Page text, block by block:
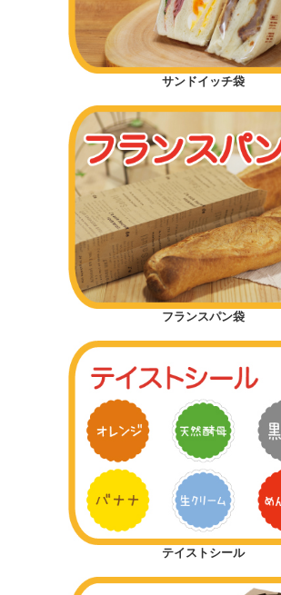
サンドイッチ袋
フランスパン袋
テイストシール